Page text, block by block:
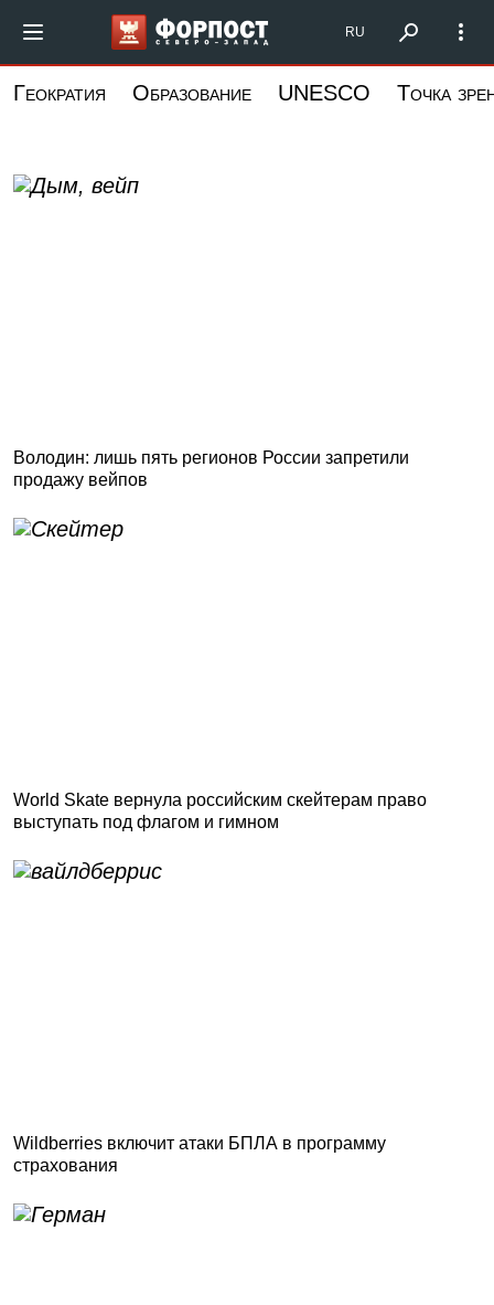
основному
Форпост Северо-
RU
Геократия Образование UNESCO Точка
Володин: лишь пять регионов России запретили
продажу вейпов
World Skate вернула российским скейтерам право
выступать под флагом и гимном
Wildberries включит атаки БПЛА в программу
страхования